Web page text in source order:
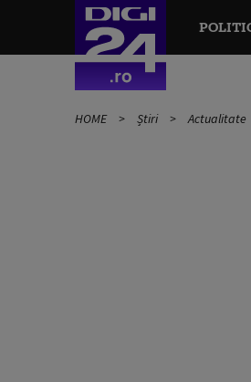
HOME Știri Actualitate